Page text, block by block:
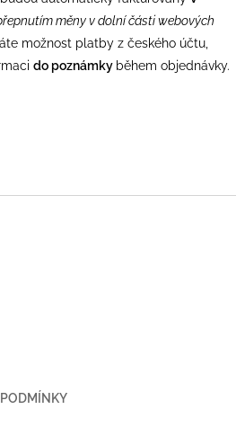
měny v dolní části webových
možnost platby z českého účtu,
do poznámky během objednávky.